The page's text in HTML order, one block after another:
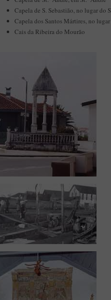
Capela de S. Sebastião, no lugar do
Capela dos Santos Mártires, no
Cais da Ribeira do Mourão